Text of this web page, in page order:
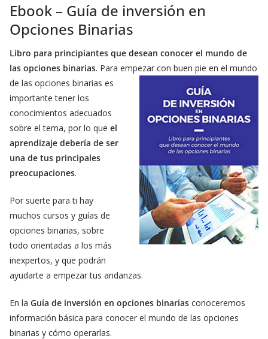
Ebook – Guía de inversión en
Opciones Binarias
Libro para principiantes que desean conocer el mundo de
las opciones binarias. Para empezar con buen pie en el mundo
de las opciones binarias es
importante tener los
conocimientos adecuados
sobre el tema, por lo que el
aprendizaje debería de ser
una de tus principales
preocupaciones.
Por suerte para ti hay
muchos cursos y guías de
opciones binarias, sobre
todo orientadas a los más
inexpertos, y que podrán
ayudarte a empezar tus andanzas.
En la Guía de inversión en opciones binarias conoceremos
información básica para conocer el mundo de las opciones
binarias y cómo operarlas.